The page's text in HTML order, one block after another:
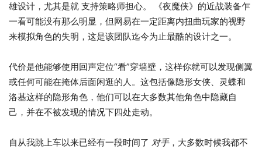
雄设计，尤其是就 支持策略师担心。 《夜魔侠》的近战装备乍
一看可能没有那么明显，但网易在一定距离内扭曲玩家的视野
来模拟角色的失明，这是该团队迄今为止最酷的设计之一。
代价是他能够使用回声定位“看”穿墙壁，这样你就可以发现侧翼
或任何可能在掩体后面闲逛的人。这包括像隐形女侠、灵蝶和
洛基这样的隐形角色，他们可以在大多数其他角色中隐藏自
己，并在不被发现的情况下四处走动。
自从我跳上车以来已经有一段时间了 对手，大多数时候我都不